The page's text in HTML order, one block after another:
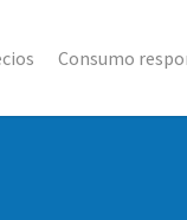
Consumo